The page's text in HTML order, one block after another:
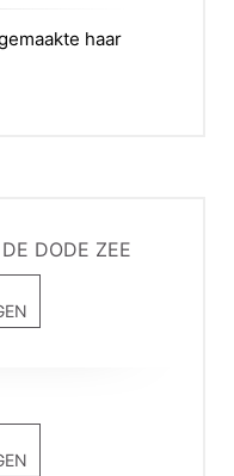
haar
DODE ZEE